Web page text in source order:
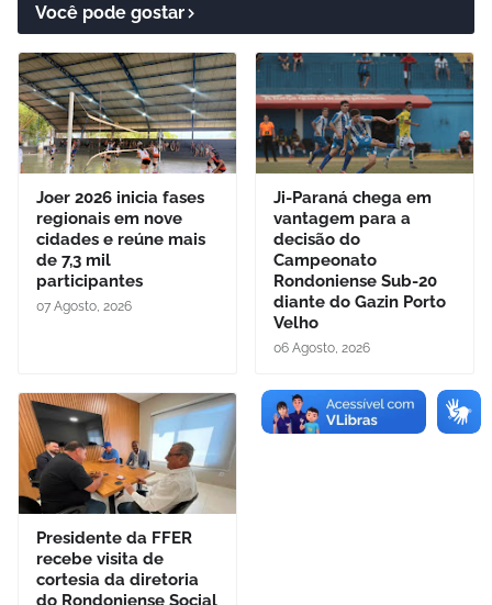
Você pode gostar
Joer 2026 inicia fases
regionais em nove
cidades e reúne mais
de 7,3 mil
participantes
07 Agosto, 2026
Ji-Paraná chega em
vantagem para a
decisão do
Campeonato
Rondoniense Sub-20
diante do Gazin Porto
Velho
06 Agosto, 2026
Presidente da FFER
recebe visita de
cortesia da diretoria
do Rondoniense Social